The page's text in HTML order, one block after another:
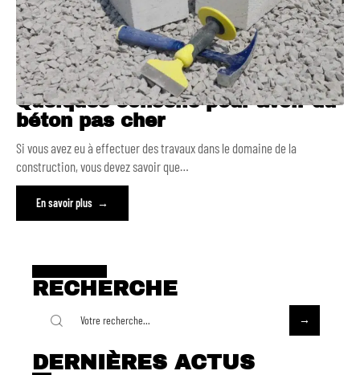
Quelques conseils pour avoir du
béton pas cher
Si vous avez eu à effectuer des travaux dans le domaine de la
construction, vous devez savoir que…
En savoir plus
RECHERCHE
DERNIÈRES ACTUS